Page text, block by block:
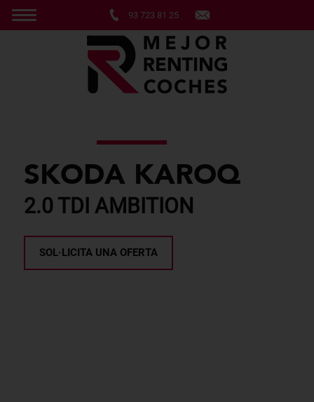
93 723 81 25
SKODA KAROQ
2.0 TDI AMBITION
SOL·LICITA UNA OFERTA